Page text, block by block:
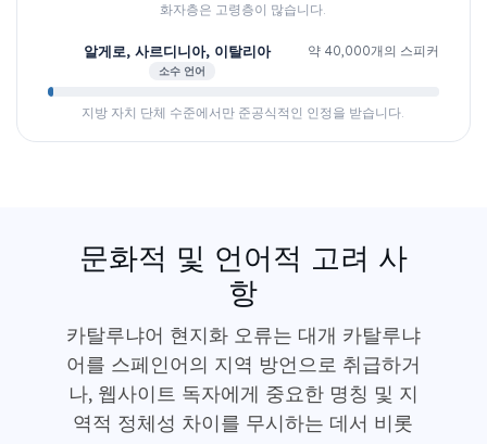
화자층은 고령층이 많습니다.
알게로, 사르디니아, 이탈리아
소수 언어
약 40,000개의 스피커
지방 자치 단체 수준에서만 준공식적인 인정을 받습니다.
문화적 및 언어적 고려 사
항
카탈루냐어 현지화 오류는 대개 카탈루냐
어를 스페인어의 지역 방언으로 취급하거
나, 웹사이트 독자에게 중요한 명칭 및 지
역적 정체성 차이를 무시하는 데서 비롯